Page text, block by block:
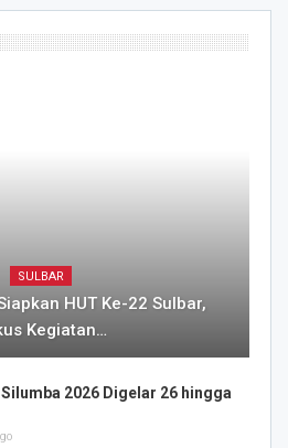
SULBAR
HUT Ke-22 Sulbar,
Kegiatan…
2026 Digelar 26 hingga